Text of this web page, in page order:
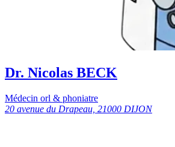
Dr. Nicolas BECK
Médecin orl & phoniatre
20 avenue du Drapeau, 21000 DIJON